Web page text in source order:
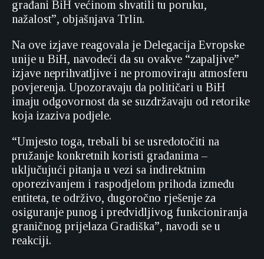
građani BiH većinom shvatili tu poruku,
nažalost”, objašnjava Trlin.
Na ove izjave reagovala je Delegacija Evropske
unije u BiH, navodeći da su ovakve “zapaljive”
izjave neprihvatljive i ne promoviraju atmosferu
povjerenja. Upozoravaju da političari u BiH
imaju odgovornost da se suzdržavaju od retorike
koja izaziva podjele.
“Umjesto toga, trebali bi se usredotočiti na
pružanje konkretnih koristi građanima –
uključujući pitanja u vezi sa indirektnim
oporezivanjem i raspodjelom prihoda između
entiteta, te održivo, dugoročno rješenje za
osiguranje punog i predvidljivog funkcioniranja
graničnog prijelaza Gradiška”, navodi se u
reakciji.